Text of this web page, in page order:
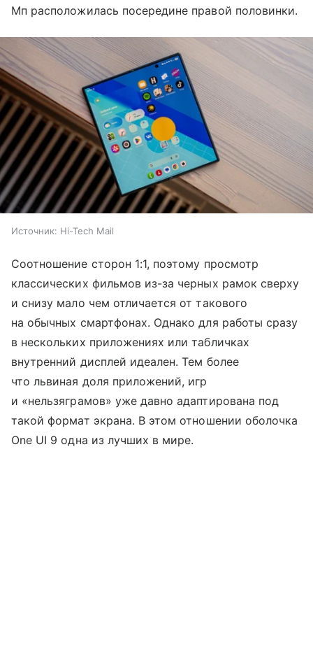
Мп расположилась посередине правой половинки.
Источник: Hi-Tech Mail
Соотношение сторон 1:1, поэтому просмотр
классических фильмов из-за черных рамок сверху
и снизу мало чем отличается от такового
на обычных смартфонах. Однако для работы сразу
в нескольких приложениях или табличках
внутренний дисплей идеален. Тем более
что львиная доля приложений, игр
и «нельзяграмов» уже давно адаптирована под
такой формат экрана. В этом отношении оболочка
One UI 9 одна из лучших в мире.